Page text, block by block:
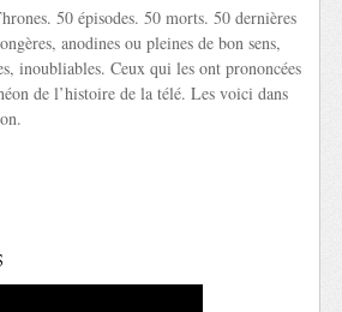
50 épisodes. 50 morts. 50 dernières
anodines ou pleines de bon sens,
inoubliables. Ceux qui les ont prononcées
de l’histoire de la télé. Les voici dans